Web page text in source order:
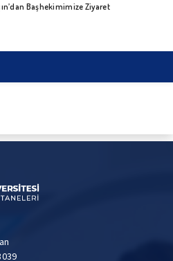
Başhekimimize Ziyaret